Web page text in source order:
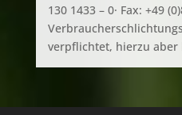
130 1433 – 0· Fax: +49
verpflichtet, hierzu aber